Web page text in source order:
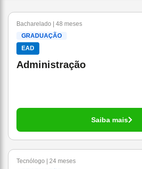
Bacharelado | 48 meses
GRADUAÇÃO
EAD
Administração
Saiba mais
Tecnólogo | 24 meses